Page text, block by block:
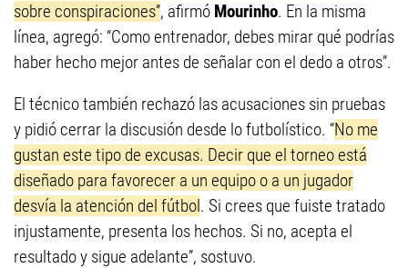
sobre conspiraciones”, afirmó Mourinho. En la misma
línea, agregó: “Como entrenador, debes mirar qué podrías
haber hecho mejor antes de señalar con el dedo a otros”.
El técnico también rechazó las acusaciones sin pruebas
y pidió cerrar la discusión desde lo futbolístico. “No me
gustan este tipo de excusas. Decir que el torneo está
diseñado para favorecer a un equipo o a un jugador
desvía la atención del fútbol. Si crees que fuiste tratado
injustamente, presenta los hechos. Si no, acepta el
resultado y sigue adelante”, sostuvo.